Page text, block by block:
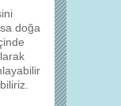
doğa